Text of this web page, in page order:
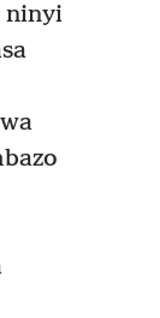
ninyi